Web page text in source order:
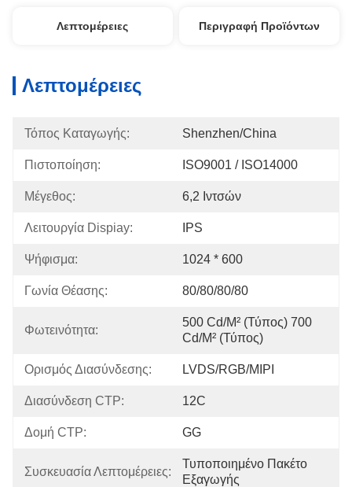
Λεπτομέρειες Περιγραφή Προϊόντων
Λεπτομέρειες
Τόπος Καταγωγής: Shenzhen/china
Πιστοποίηση: ISO9001 / ISO14000
Μέγεθος: 6,2 Ιντσών
Λειτουργία Dispiay: IPS
Ψήφισμα: 1024 * 600
Γωνία Θέασης: 80/80/80/80
Φωτεινότητα:
500 Cd/m² (Τύπος) 700
Cd/m² (Τύπος)
Ορισμός Διασύνδεσης: LVDS/RGB/MIPI
Διασύνδεση CTP: 12C
Δομή CTP: GG
Συσκευασία Λεπτομέρειες:
Τυποποιημένο Πακέτο
Εξαγωγής